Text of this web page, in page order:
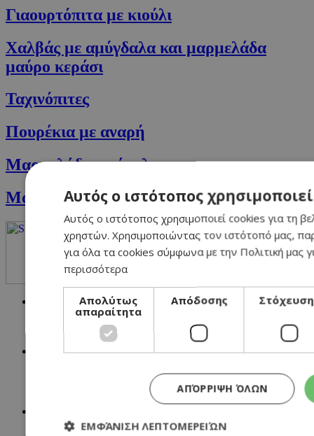
Γιαουρτόπιτα με κιούλι
Χαλβάς με αμύγδαλα και μαρμελάδα
μαύρο κεράσι
Ταχινόπιτες
Πουρέκια με αναρή
Μαρµελάδα φράουλα
Μαρμελάδα πορτοκάλι και λεμόνι
NETWORK:
Αυτός ο ιστότοπος
Αυτός ο ιστότοπος χρησιμοποιεί cookies για τη
χρηστών. Χρησιμοποιώντας τον ιστότοπό μας,
για όλα τα cookies σύμφωνα με την Πολιτική μας
περισσότερα
Απολύτως
απαραίτητα
Απόδοσης
ΑΠΌΡΡΙΨΗ ΌΛΩΝ
ΕΜΦΆΝΙΣΗ ΛΕΠΤΟΜΕΡΕΙΏΝ